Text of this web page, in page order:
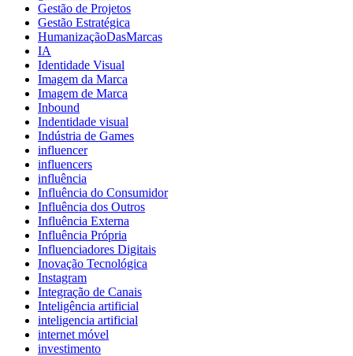
Gestão de Projetos
Gestão Estratégica
HumanizaçãoDasMarcas
IA
Identidade Visual
Imagem da Marca
Imagem de Marca
Inbound
Indentidade visual
Indústria de Games
influencer
influencers
influência
Influência do Consumidor
Influência dos Outros
Influência Externa
Influência Própria
Influenciadores Digitais
Inovação Tecnológica
Instagram
Integração de Canais
Inteligência artificial
inteligencia artificial
internet móvel
investimento